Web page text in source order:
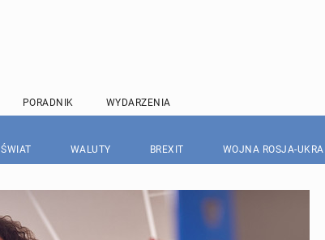
PORADNIK WYDARZENIA
ŚWIAT WALUTY BREXIT WOJNA ROSJA-